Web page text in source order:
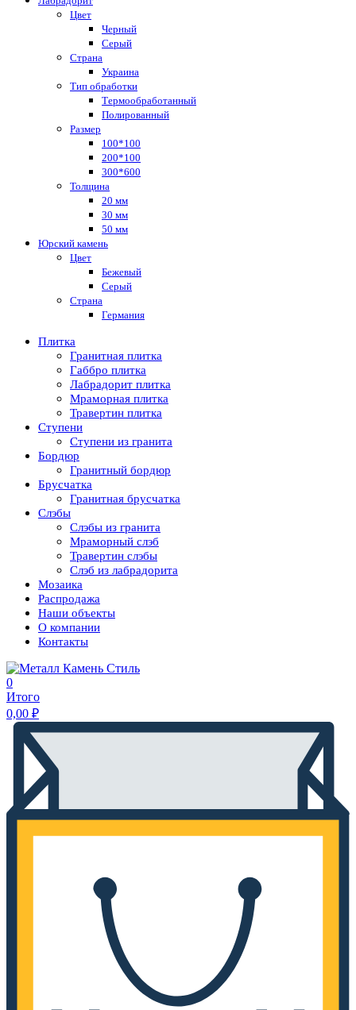
Цвет
Черный
Серый
Страна
Украина
Тип обработки
Термообработанный
Полированный
Размер
100*100
200*100
300*600
Толщина
20 мм
30 мм
50 мм
Юрский камень
Цвет
Бежевый
Серый
Страна
Германия
Плитка
Гранитная плитка
Габбро плитка
Лабрадорит плитка
Мраморная плитка
Травертин плитка
Ступени
Ступени из гранита
Бордюр
Гранитный бордюр
Брусчатка
Гранитная брусчатка
Слэбы
Слэбы из гранита
Мраморный слэб
Травертин слэбы
Слэб из лабрадорита
Мозаика
Распродажа
Наши объекты
О компании
Контакты
0
Итого
0,00 ₽